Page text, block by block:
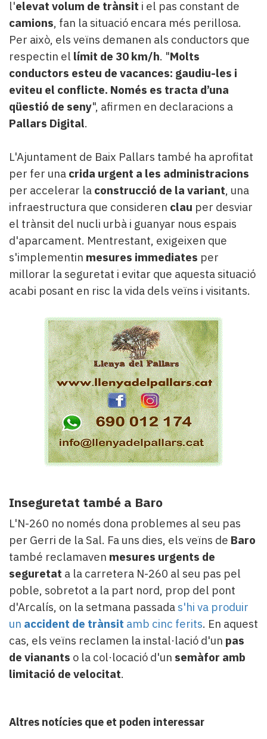
l'elevat volum de trànsit i el pas constant de
camions, fan la situació encara més perillosa.
Per això, els veïns demanen als conductors que
respectin el límit de 30 km/h. "Molts
conductors esteu de vacances: gaudiu-les i
eviteu el conflicte. Només es tracta d’una
qüestió de seny", afirmen en declaracions a
Pallars Digital.
L'Ajuntament de Baix Pallars també ha aprofitat
per fer una crida urgent a les administracions
per accelerar la construcció de la variant, una
infraestructura que consideren clau per desviar
el trànsit del nucli urbà i guanyar nous espais
d'aparcament. Mentrestant, exigeixen que
s'implementin mesures immediates per
millorar la seguretat i evitar que aquesta situació
acabi posant en risc la vida dels veïns i visitants.
Inseguretat també a Baro
L'N-260 no només dona problemes al seu pas
per Gerri de la Sal. Fa uns dies, els veïns de Baro
també reclamaven mesures urgents de
seguretat a la carretera N-260 al seu pas pel
poble, sobretot a la part nord, prop del pont
d'Arcalís, on la setmana passada s'hi va produir
un accident de trànsit amb cinc ferits. En aquest
cas, els veïns reclamen la instal·lació d'un pas
de vianants o la col·locació d'un semàfor amb
limitació de velocitat.
Altres notícies que et poden interessar